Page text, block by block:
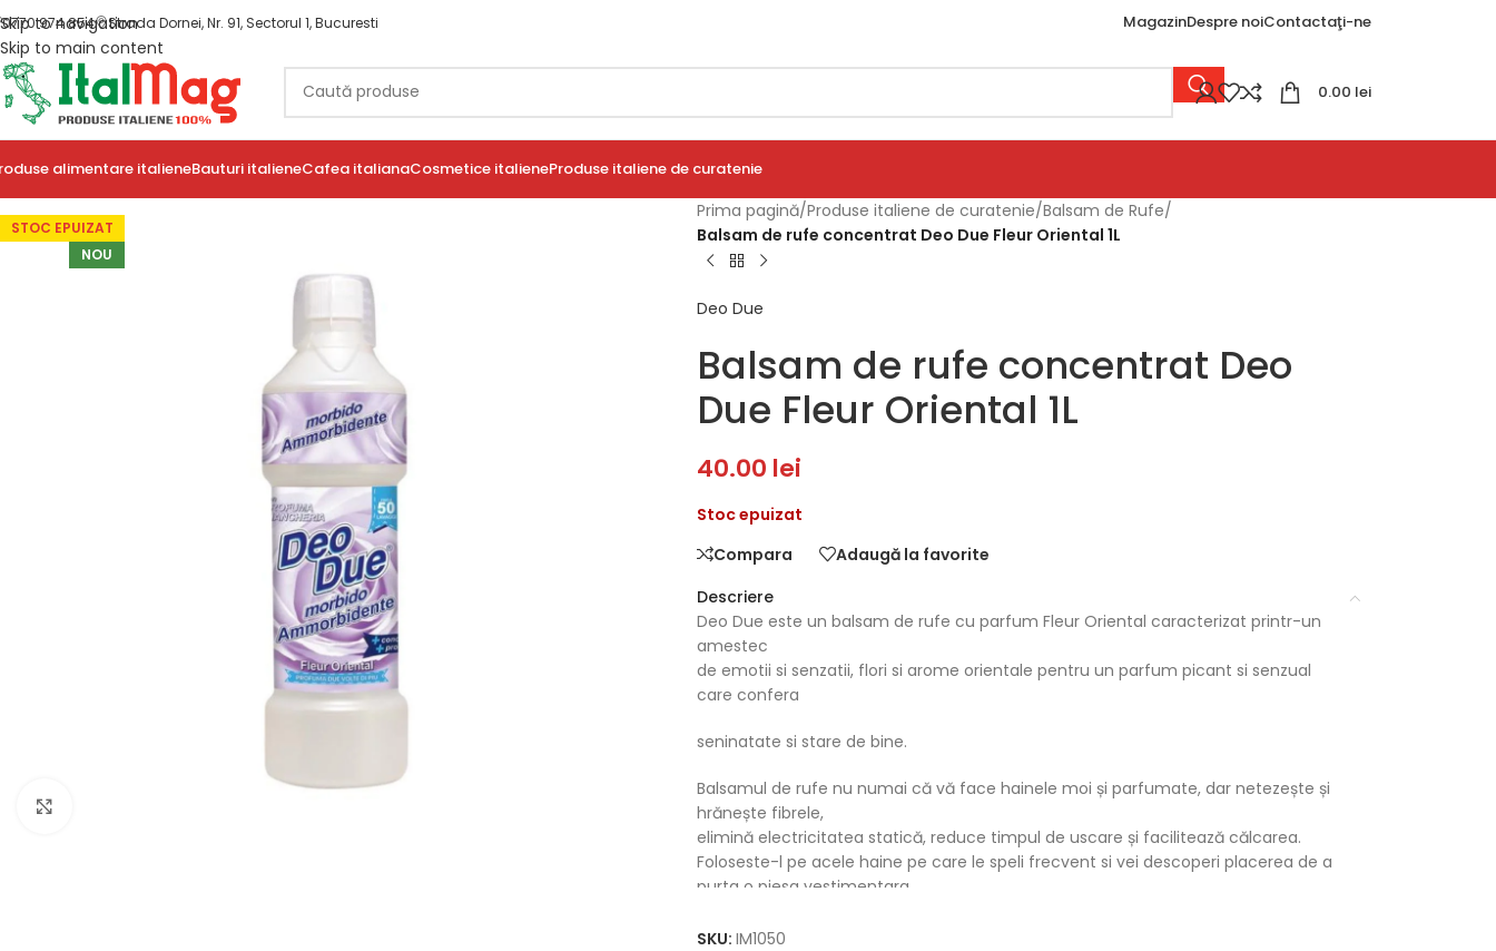
Skip to navigation
Skip to main content
0770 974 854 Strada Dornei, Nr. 91, Sectorul 1, Bucuresti MagazinDespre noiContactaţi-ne
0.00 lei
alimentare italieneBauturi italieneCafea italianaCosmetice italieneProduse italiene de curatenie
STOC EPUIZAT
NOU
Prima pagină/Produse italiene de curatenie/Balsam de Rufe/
Balsam de rufe concentrat Deo Due Fleur Oriental 1L
Deo Due
Balsam de rufe concentrat Deo
Due Fleur Oriental 1L
40.00 lei
Stoc epuizat
Compara
Adaugă la favorite
Descriere
Deo Due este un balsam de rufe cu parfum Fleur Oriental caracterizat printr-un
amestec
de emotii si senzatii, flori si arome orientale pentru un parfum picant si senzual
care confera
seninatate si stare de bine.
Balsamul de rufe nu numai că vă face hainele moi și parfumate, dar netezește și
hrănește fibrele,
elimină electricitatea statică, reduce timpul de uscare și facilitează călcarea.
Foloseste-l pe acele haine pe care le speli frecvent si vei descoperi placerea de a
purta o piesa vestimentara
SKU: IM1050